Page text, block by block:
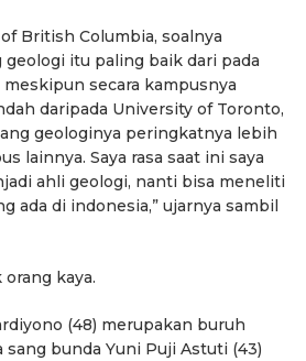
British Columbia, soalnya
itu paling baik dari pada
secara kampusnya
daripada University of Toronto,
geologinya peringkatnya lebih
lainnya. Saya rasa saat ini saya
ahli geologi, nanti bisa meneliti
ada di indonesia,” ujarnya sambil
kaya.
(48) merupakan buruh
sang bunda Yuni Puji Astuti (43)